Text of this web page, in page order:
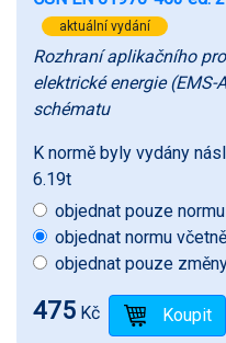
aktuální vydání
Rozhraní aplikačního
elektrické energie
schématu
K normě byly vydány
6.19t
objednat pouze
objednat normu
objednat pouze
475 Kč